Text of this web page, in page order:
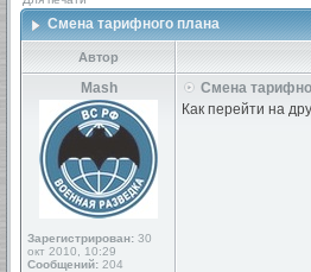
Смена тарифного плана
Автор
Mash
Зарегистрирован: 30
окт 2010, 10:29
Сообщений: 204
Смена
Как перейти на